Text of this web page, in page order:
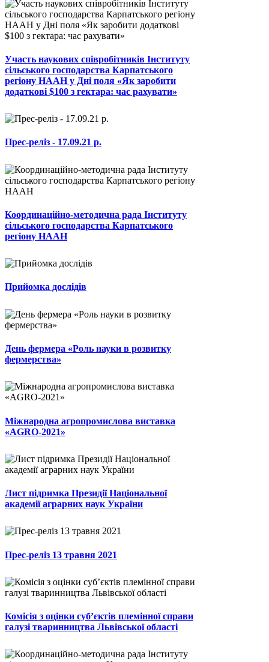
Участь наукових співробітників Інституту
сільського господарства Карпатського
регіону НААН у Дні поля «Як заробити
додаткові $100 з гектара: час рахувати»
Прес-реліз - 17.09.21 р.
Координаційно-методична рада Інституту
сільського господарства Карпатського
регіону НААН
Прийомка дослідів
День фермера «Роль науки в розвитку
фермерства»
Міжнародна агропромислова виставка
«AGRO-2021»
Лист підримка Президії Національної
академії аграрних наук України
Прес-реліз 13 травня 2021
Комісія з оцінки суб’єктів племінної справи
галузі тваринництва Львівської області